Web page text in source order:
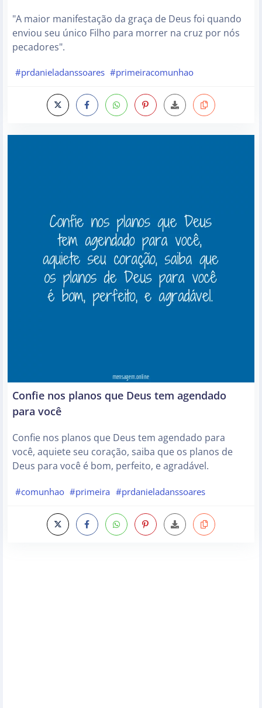
"A maior manifestação da graça de Deus foi quando
enviou seu único Filho para morrer na cruz por nós
pecadores".
#prdanieladanssoares #primeiracomunhao
Confie nos planos que Deus tem agendado
para você
Confie nos planos que Deus tem agendado para
você, aquiete seu coração, saiba que os planos de
Deus para você é bom, perfeito, e agradável.
#comunhao #primeira #prdanieladanssoares